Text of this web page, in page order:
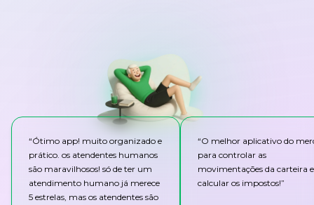
“Ótimo app! muito organizado e
prático. os atendentes humanos
são maravilhosos! só de ter um
atendimento humano já merece
5 estrelas, mas os atendentes são
“O melhor aplicativo do
para controlar as
movimentações da carteira e
calcular os impostos!”